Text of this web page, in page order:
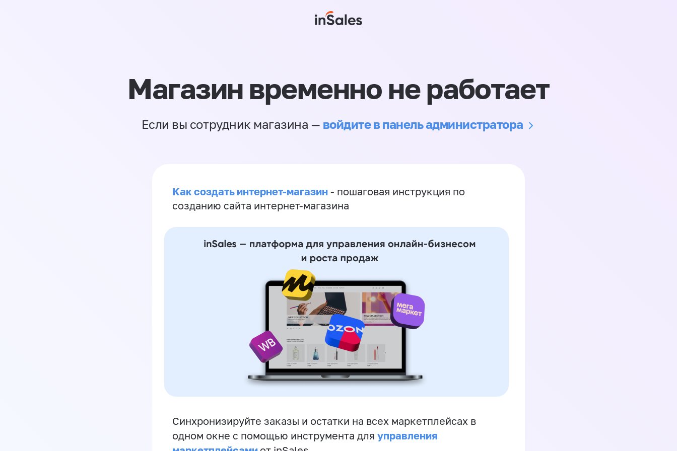
Магазин временно не работает
Если вы сотрудник магазина — войдите в панель администратора
Как создать интернет-магазин - пошаговая инструкция по
созданию сайта интернет-магазина
Синхронизируйте заказы и остатки на всех маркетплейсах в
одном окне с помощью инструмента для управления